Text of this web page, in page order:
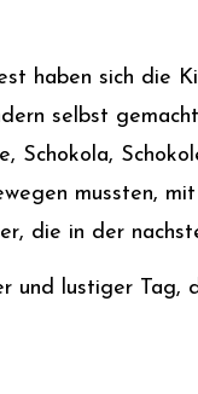
haben sich die
selbst
Schokola,
mussten,
die in der
und lustiger Tag,